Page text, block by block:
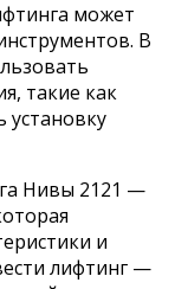
может
В
такие как
Нивы 2121 —
и
лифтинг —